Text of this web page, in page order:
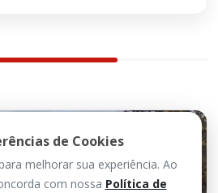
de Cookies
melhorar sua experiência. Ao
com nossa Política de